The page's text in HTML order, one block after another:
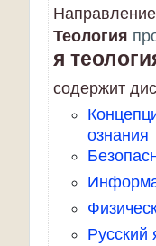
Теология
я
содержит
ознания
Русский